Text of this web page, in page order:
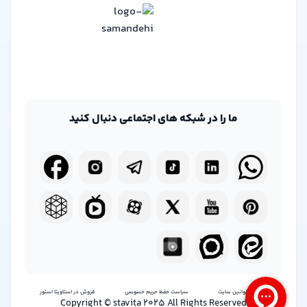
ما را در شبکه های اجتماعی دنبال کنید
شرایط و قوانین سایت سیاست حفظ حریم خصوصی فروش در استاویتا استور
Copyright © stavita 2025 All Rights Reserved